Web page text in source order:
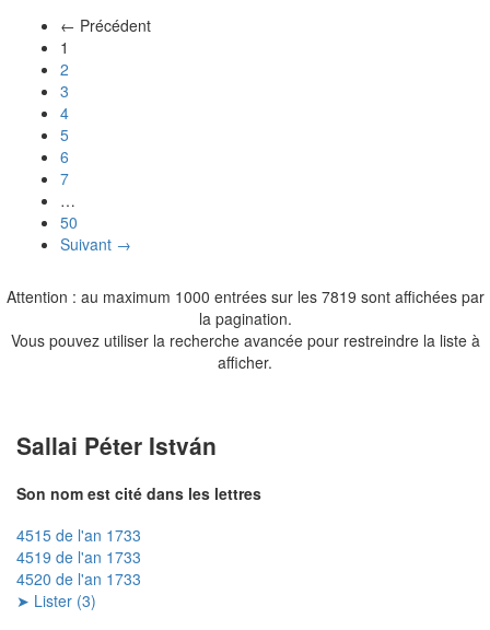
← Précédent
1
2
3
4
5
6
7
…
50
Suivant →
Attention : au maximum 1000 entrées sur les 7819 sont affichées par
la pagination.
Vous pouvez utiliser la recherche avancée pour restreindre la liste à
afficher.
Sallai Péter István
Son nom est cité dans les lettres
4515 de l'an 1733
4519 de l'an 1733
4520 de l'an 1733
➤ Lister (3)